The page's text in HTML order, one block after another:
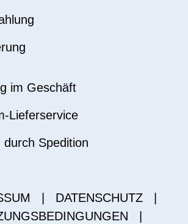
im Geschäft
Lieferservice
durch Spedition
DATENSCHUTZ